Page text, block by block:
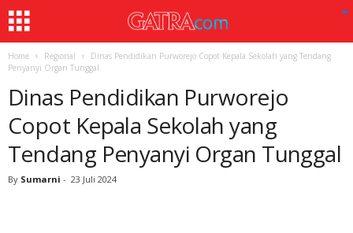
Home Regional
Dinas Pendidikan Purworejo Copot Kepala Sekolah yang Tendang
Penyanyi Organ Tunggal
Dinas Pendidikan Purworejo
Copot Kepala Sekolah yang
Tendang Penyanyi Organ Tunggal
By Sumarni - 23 Juli 2024